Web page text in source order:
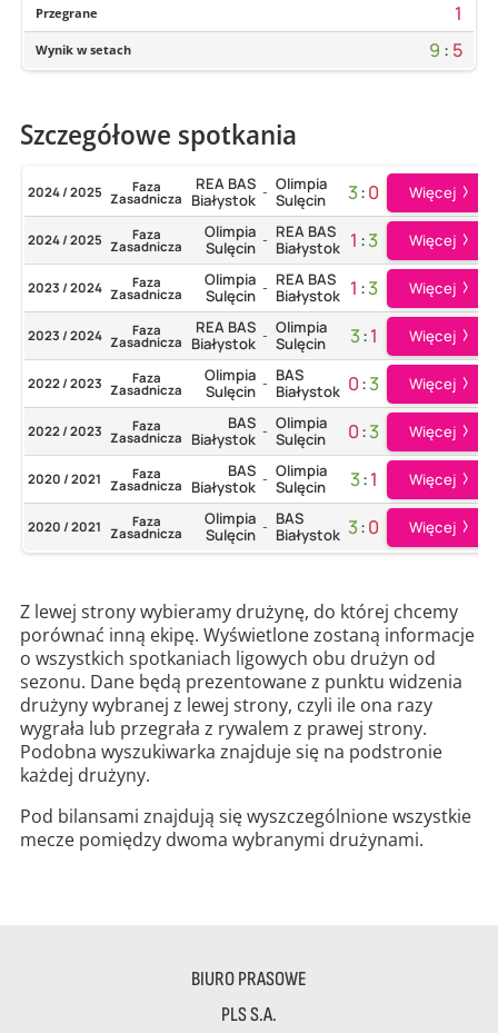
Przegrane 1
Wynik w setach 9 : 5
Szczegółowe spotkania
2024 / 2025 Faza
Zasadnicza
REA BAS
Białystok - Olimpia
Sulęcin
3:0 Więcej
2024 / 2025 Faza
Zasadnicza
Olimpia
Sulęcin - REA BAS
Białystok 1 :3 Więcej
2023 / 2024 Faza
Zasadnicza
Olimpia
Sulęcin - REA BAS
Białystok 1 :3 Więcej
2023 / 2024 Faza
Zasadnicza
REA BAS
Białystok - Olimpia
Sulęcin
3:1 Więcej
2022 / 2023 Faza
Zasadnicza
Olimpia
Sulęcin - BAS
Białystok 0:3 Więcej
2022 / 2023 Faza
Zasadnicza
BAS
Białystok - Olimpia
Sulęcin
0:3 Więcej
2020 / 2021 Faza
Zasadnicza
BAS
Białystok - Olimpia
Sulęcin
3:1 Więcej
2020 / 2021 Faza
Zasadnicza
Olimpia
Sulęcin - BAS
Białystok 3:0 Więcej
Z lewej strony wybieramy drużynę, do której chcemy
porównać inną ekipę. Wyświetlone zostaną informacje
o wszystkich spotkaniach ligowych obu drużyn od
sezonu. Dane będą prezentowane z punktu widzenia
drużyny wybranej z lewej strony, czyli ile ona razy
wygrała lub przegrała z rywalem z prawej strony.
Podobna wyszukiwarka znajduje się na podstronie
każdej drużyny.
Pod bilansami znajdują się wyszczególnione wszystkie
mecze pomiędzy dwoma wybranymi drużynami.
BIURO PRASOWE
PLS S.A.